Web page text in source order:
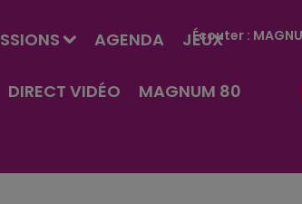
AGENDA JEUX
DIRECT VIDÉO MAGNUM 80
Écouter :